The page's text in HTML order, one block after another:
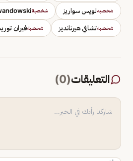
شخصيةلويس سواريز شخصية
شخصيةتشافي هيرنانديز شخصيةفيران
التعليقات(
0
)